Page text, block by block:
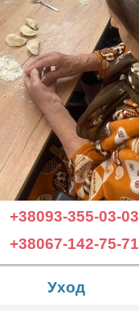
+38093-355-03-03
+38067-142-75-71
Уход